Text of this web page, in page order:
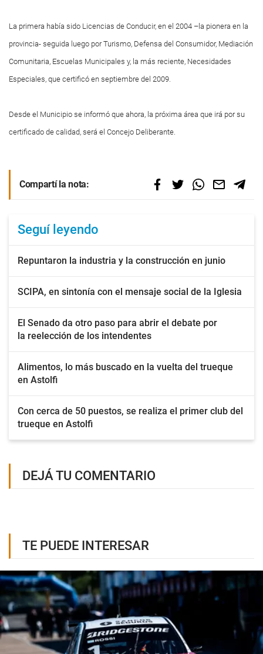
La primera había sido Licencias de Conducir, en el 2004 –la pionera en la
provincia- seguida luego por Turismo, Defensa del Consumidor, Mediación
Comunitaria, Escuelas Municipales y, la más reciente, Necesidades
Especiales, que certificó en septiembre del 2009.
Desde el Municipio se informó que ahora, la próxima área que irá por su
certificado de calidad, será el Concejo Deliberante.
Compartí la nota:
Seguí leyendo
Repuntaron la industria y la construcción en junio
SCIPA, en sintonía con el mensaje social de la Iglesia
El Senado da otro paso para abrir el debate por
la reelección de los intendentes
Alimentos, lo más buscado en la vuelta del trueque
en Astolfi
Con cerca de 50 puestos, se realiza el primer club del
trueque en Astolfi
DEJÁ TU COMENTARIO
TE PUEDE INTERESAR